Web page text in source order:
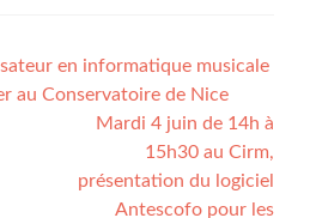
en informatique musicale
au Conservatoire de Nice
Mardi 4 juin de 14h à
15h30 au Cirm,
présentation du logiciel
Antescofo pour les